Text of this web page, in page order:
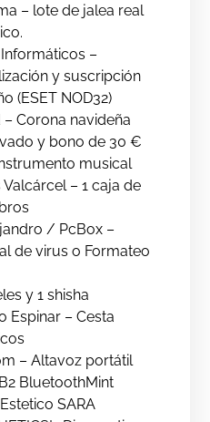
– lote de jalea real
–
y suscripción
(ESET NOD32)
Corona navideña
y bono de 30 €
musical
– 1 caja de
/ PcBox –
de virus o Formateo
y 1 shisha
Espinar – Cesta
– Altavoz portátil
BluetoothMint
SARA